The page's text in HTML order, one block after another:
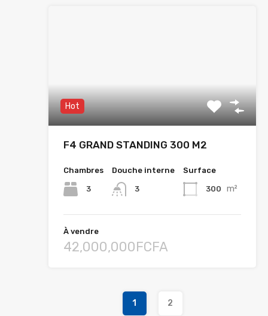
Hot
F4 GRAND STANDING 300 M2
Chambres
3
Douche interne
3
Surface
300 m²
À vendre
42,000,000FCFA
1 2